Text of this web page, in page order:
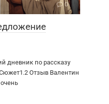
0
дневник по рассказу
Отзыв Валентин